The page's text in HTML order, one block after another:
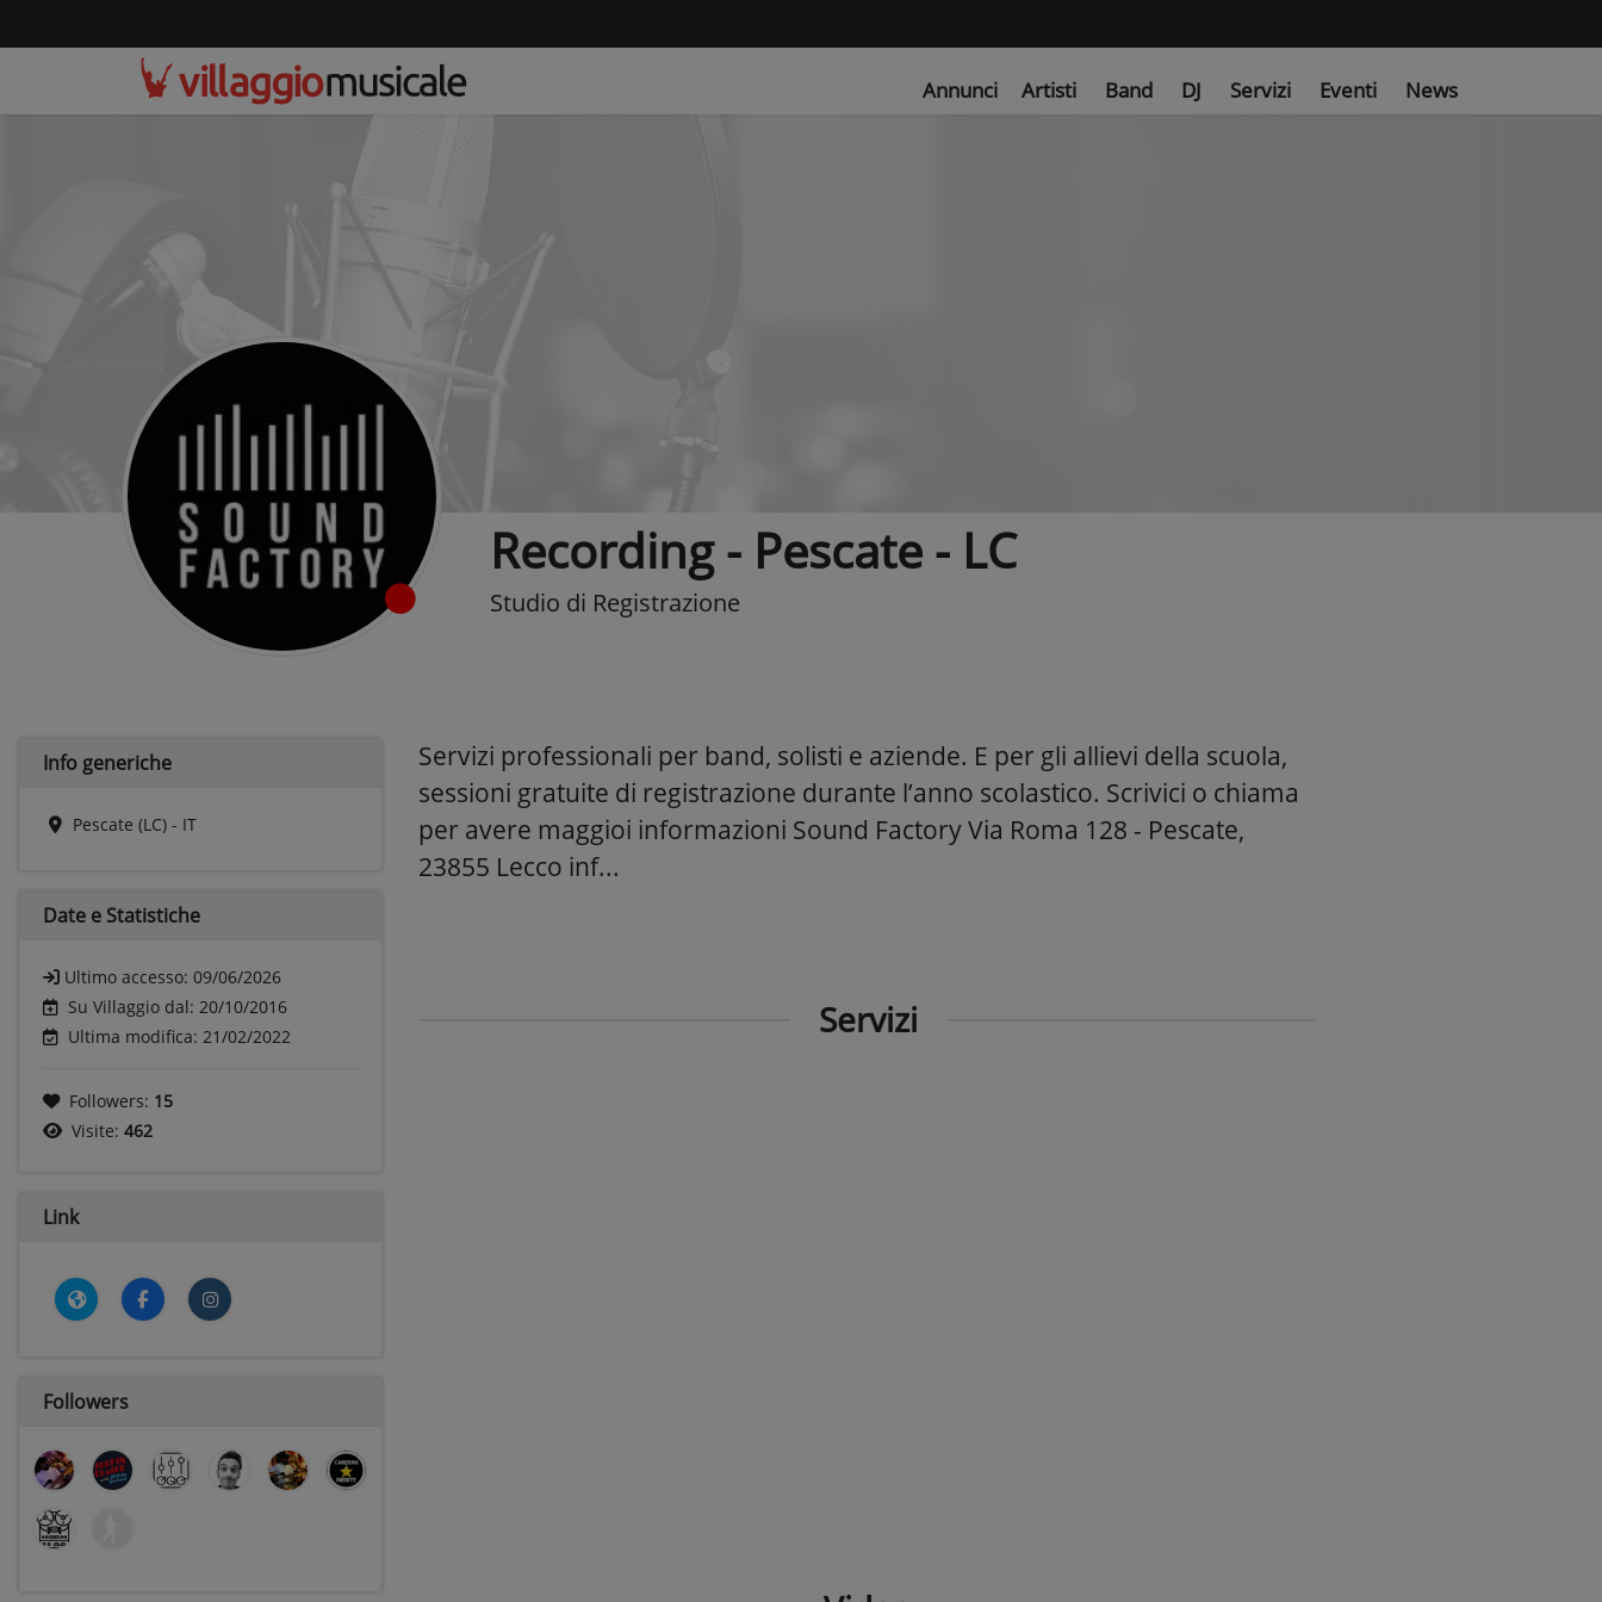
Annunci Artisti Band DJ Servizi Eventi News
Recording - Pescate - LC
Studio di Registrazione
Info generiche
Pescate (LC) - IT
Date e Statistiche
Ultimo accesso: 09/06/2026
Su Villaggio dal: 20/10/2016
Ultima modifica: 21/02/2022
Followers: 15
Visite: 462
Link
Followers
Servizi professionali per band, solisti e aziende. E per gli allievi della scuola,
sessioni gratuite di registrazione durante l’anno scolastico. Scrivici o chiama
per avere maggioi informazioni Sound Factory Via Roma 128 - Pescate,
23855 Lecco inf...
Servizi